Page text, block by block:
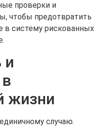
проверки и
чтобы предотвратить
в систему рискованных
и
жизни
случаю.